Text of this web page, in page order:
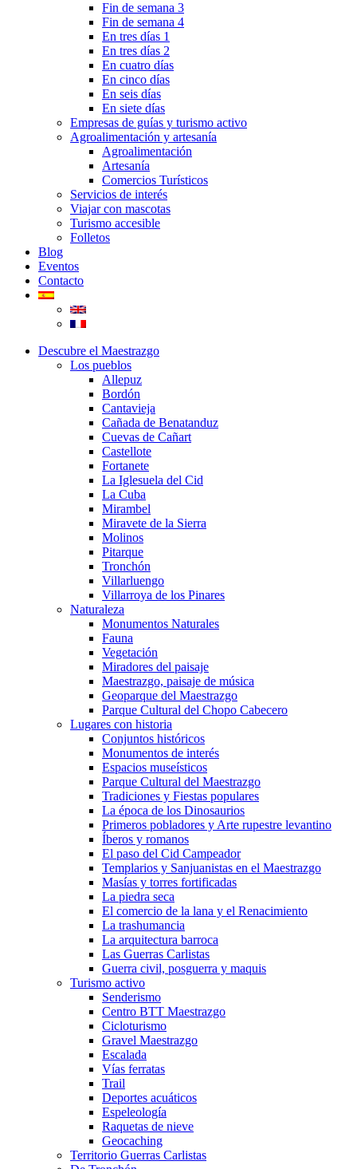
Fin de semana 3
Fin de semana 4
En tres días 1
En tres días 2
En cuatro días
En cinco días
En seis días
En siete días
Empresas de guías y turismo activo
Agroalimentación y artesanía
Agroalimentación
Artesanía
Comercios Turísticos
Servicios de interés
Viajar con mascotas
Turismo accesible
Folletos
Blog
Eventos
Contacto
Descubre el Maestrazgo
Los pueblos
Allepuz
Bordón
Cantavieja
Cañada de Benatanduz
Cuevas de Cañart
Castellote
Fortanete
La Iglesuela del Cid
La Cuba
Mirambel
Miravete de la Sierra
Molinos
Pitarque
Tronchón
Villarluengo
Villarroya de los Pinares
Naturaleza
Monumentos Naturales
Fauna
Vegetación
Miradores del paisaje
Maestrazgo, paisaje de música
Geoparque del Maestrazgo
Parque Cultural del Chopo Cabecero
Lugares con historia
Conjuntos históricos
Monumentos de interés
Espacios museísticos
Parque Cultural del Maestrazgo
Tradiciones y Fiestas populares
La época de los Dinosaurios
Primeros pobladores y Arte rupestre levantino
Íberos y romanos
El paso del Cid Campeador
Templarios y Sanjuanistas en el Maestrazgo
Masías y torres fortificadas
La piedra seca
El comercio de la lana y el Renacimiento
La trashumancia
La arquitectura barroca
Las Guerras Carlistas
Guerra civil, posguerra y maquis
Turismo activo
Senderismo
Centro BTT Maestrazgo
Cicloturismo
Gravel Maestrazgo
Escalada
Vías ferratas
Trail
Deportes acuáticos
Espeleología
Raquetas de nieve
Geocaching
Territorio Guerras Carlistas